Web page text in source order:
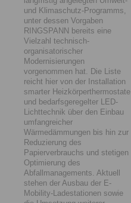
und Klimaschutz-Programms,
unter dessen Vorgaben
RINGSPANN bereits eine
Vielzahl technisch-
organisatorischer
Modernisierungen
vorgenommen hat. Die Liste
reicht hier von der Installation
smarter Heizkörperthermostate
und bedarfsgeregelter LED-
Lichttechnik über den Einbau
umfangreicher
Wärmedämmungen bis hin zur
Reduzierung des
Papierverbrauchs und stetigen
Optimierung des
Abfallmanagements. Aktuell
stehen der Ausbau der E-
Mobility-Ladestationen sowie